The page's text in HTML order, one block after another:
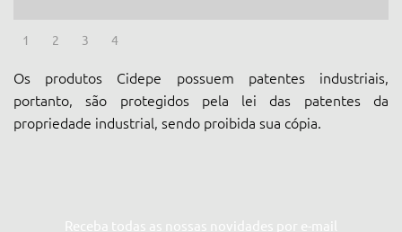
1 2 3 4
Os produtos Cidepe possuem patentes industriais,
portanto, são protegidos pela lei das patentes da
propriedade industrial, sendo proibida sua cópia.
Receba todas as nossas novidades por e-mail